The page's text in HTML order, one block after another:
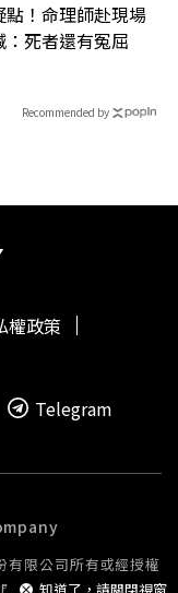
！命理師赴現場
死者還有冤屈
Recommended by
權政策
Telegram
有限公司所有或經授權